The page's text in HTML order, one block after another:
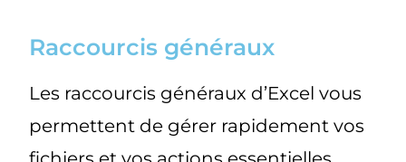
Raccourcis généraux
Les raccourcis généraux d’Excel vous
permettent de gérer rapidement vos